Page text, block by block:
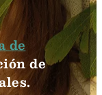
de
de